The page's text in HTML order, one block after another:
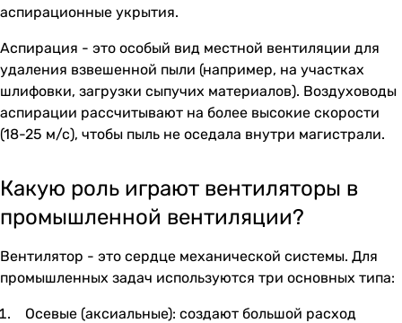
аспирационные укрытия.
Аспирация - это особый вид местной вентиляции для
удаления взвешенной пыли (например, на участках
шлифовки, загрузки сыпучих материалов). Воздуховоды
аспирации рассчитывают на более высокие скорости
(18-25 м/с), чтобы пыль не оседала внутри магистрали.
Какую роль играют вентиляторы в
промышленной вентиляции?
Вентилятор - это сердце механической системы. Для
промышленных задач используются три основных типа:
Осевые (аксиальные): создают большой расход